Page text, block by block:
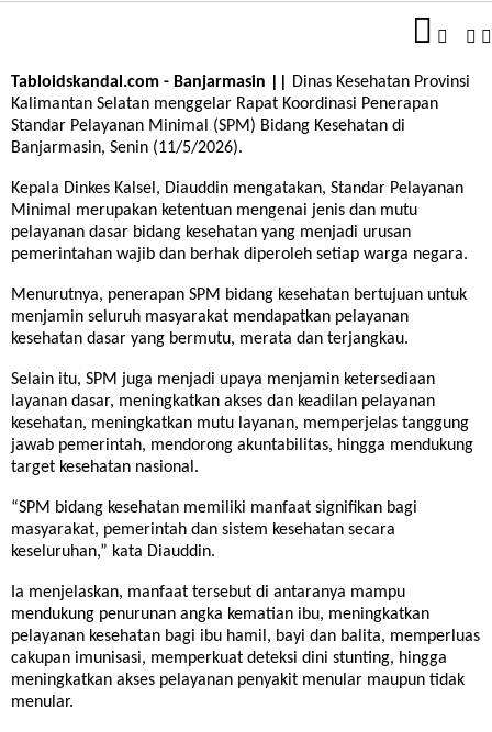
Tabloidskandal.com - Banjarmasin ||
Dinas Kesehatan Provinsi
Kalimantan Selatan menggelar Rapat Koordinasi Penerapan
Standar Pelayanan Minimal (SPM) Bidang Kesehatan di
Banjarmasin, Senin (11/5/2026).
Kepala Dinkes Kalsel, Diauddin mengatakan, Standar Pelayanan
Minimal merupakan ketentuan mengenai jenis dan mutu
pelayanan dasar bidang kesehatan yang menjadi urusan
pemerintahan wajib dan berhak diperoleh setiap warga negara.
Menurutnya, penerapan SPM bidang kesehatan bertujuan untuk
menjamin seluruh masyarakat mendapatkan pelayanan
kesehatan dasar yang bermutu, merata dan terjangkau.
Selain itu, SPM juga menjadi upaya menjamin ketersediaan
layanan dasar, meningkatkan akses dan keadilan pelayanan
kesehatan, meningkatkan mutu layanan, memperjelas tanggung
jawab pemerintah, mendorong akuntabilitas, hingga mendukung
target kesehatan nasional.
“SPM bidang kesehatan memiliki manfaat signifikan bagi
masyarakat, pemerintah dan sistem kesehatan secara
keseluruhan,” kata Diauddin.
Ia menjelaskan, manfaat tersebut di antaranya mampu
mendukung penurunan angka kematian ibu, meningkatkan
pelayanan kesehatan bagi ibu hamil, bayi dan balita, memperluas
cakupan imunisasi, memperkuat deteksi dini stunting, hingga
meningkatkan akses pelayanan penyakit menular maupun tidak
menular.